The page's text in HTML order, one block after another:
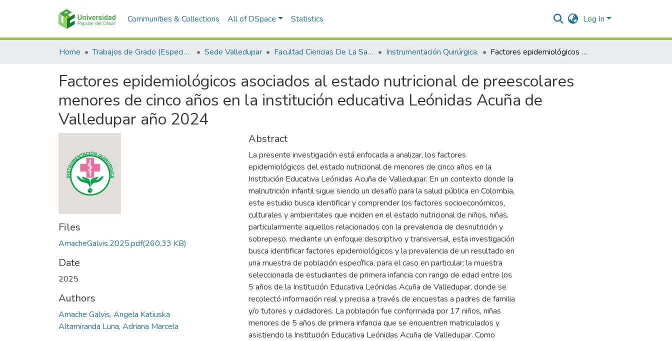
Communities & Collections All of DSpace Statistics Log In
Home Trabajos de Grado (Especializaciones y Pregrados) Sede Valledupar Facultad Ciencias De La Salud. Instrumentación Quirúrgica. Factores epidemiológicos asociados al estado nutricional de preescolares menores de cinco años en la institución educativa Leónidas Acuña de Valledupar año 2024
Factores epidemiológicos asociados al estado nutricional de preescolares
menores de cinco años en la institución educativa Leónidas Acuña de
Valledupar año 2024
Files
ArnacheGalvis.2025.pdf(260.33 KB)
Date
2025
Authors
Arnache Galvis, Angela Katiuska
Altamiranda Luna, Adriana Marcela
Abstract
La presente investigación está enfocada a analizar, los factores
epidemiológicos del estado nutricional de menores de cinco años en la
Institución Educativa Leónidas Acuña de Valledupar. En un contexto donde la
malnutrición infantil sigue siendo un desafío para la salud pública en Colombia,
este estudio busca identificar y comprender los factores socioeconómicos,
culturales y ambientales que inciden en el estado nutricional de niños, niñas,
particularmente aquellos relacionados con la prevalencia de desnutrición y
sobrepeso. mediante un enfoque descriptivo y transversal, esta investigación
busca identificar factores epidemiológicos y la prevalencia de un resultado en
una muestra de población específica, para el caso en particular; la muestra
seleccionada de estudiantes de primera infancia con rango de edad entre los
5 años de la Institución Educativa Leónidas Acuña de Valledupar, donde se
recolectó información real y precisa a través de encuestas a padres de familia
y/o tutores y cuidadores. La población fue conformada por 17 niños, niñas
menores de 5 años de primera infancia que se encuentren matriculados y
asistiendo la Institución Educativa Leónidas Acuña de Valledupar. Como